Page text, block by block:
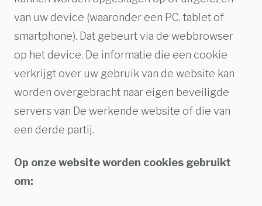
van uw device (waaronder een PC, tablet of
smartphone). Dat gebeurt via de webbrowser
op het device. De informatie die een cookie
verkrijgt over uw gebruik van de website kan
worden overgebracht naar eigen beveiligde
servers van De werkende website of die van
een derde partij.
Op onze website worden cookies gebruikt
om: